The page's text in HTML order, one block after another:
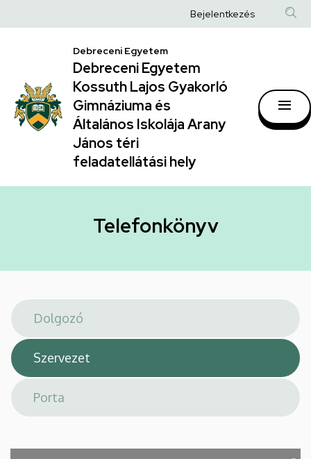
|
Debreceni
Egyetem
Kossuth
Lajos
Gyakorló
Általános
Arany
János
téri
feladatellátási
hely
a
Anonim
fiók
menüje
Bejelentkezés
Debreceni Egyetem
Debreceni Egyetem
Kossuth Lajos Gyakorló
Gimnáziuma és
Általános Iskolája Arany
János téri
feladatellátási hely
Telefonkönyv